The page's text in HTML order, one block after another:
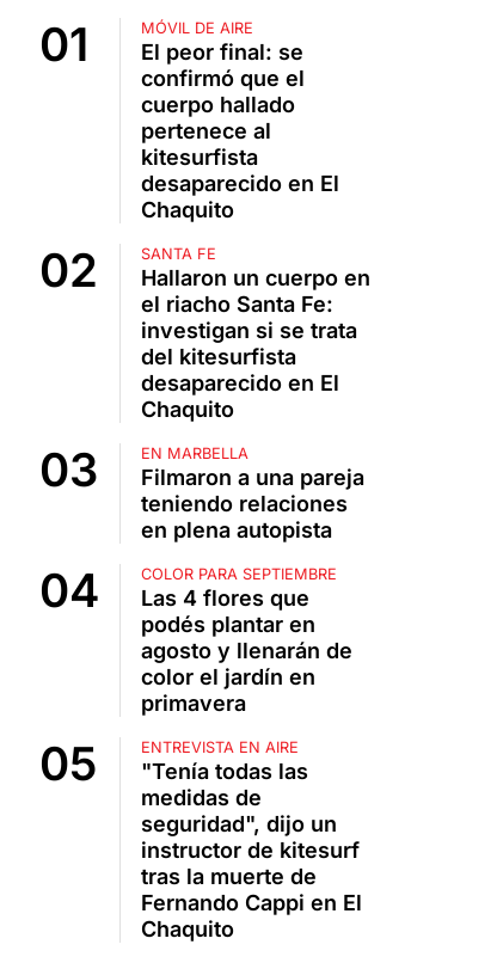
MÓVIL DE AIRE
El peor final: se
confirmó que el
cuerpo hallado
pertenece al
kitesurfista
desaparecido en El
Chaquito
SANTA FE
Hallaron un cuerpo en
el riacho Santa Fe:
investigan si se trata
del kitesurfista
desaparecido en El
Chaquito
EN MARBELLA
Filmaron a una pareja
teniendo relaciones
en plena autopista
COLOR PARA SEPTIEMBRE
Las 4 flores que
podés plantar en
agosto y llenarán de
color el jardín en
primavera
ENTREVISTA EN AIRE
"Tenía todas las
medidas de
seguridad", dijo un
instructor de kitesurf
tras la muerte de
Fernando Cappi en El
Chaquito